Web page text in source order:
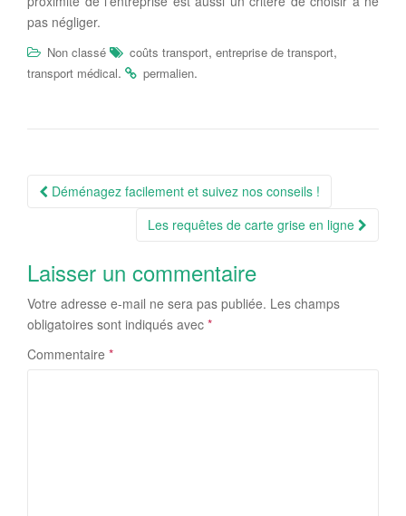
pas négliger.
Non classé coûts transport, entreprise de transport,
transport médical. permalien.
Navigation
Déménagez facilement et suivez nos conseils !
Les requêtes de carte grise en ligne
Laisser un commentaire
Votre adresse e-mail ne sera pas publiée. Les champs
obligatoires sont indiqués avec *
Commentaire *